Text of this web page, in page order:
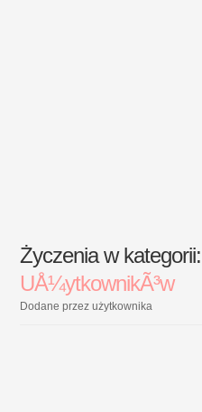
Życzenia w kategorii:
UÅ¼ytkownikÃ³w
Dodane przez użytkownika